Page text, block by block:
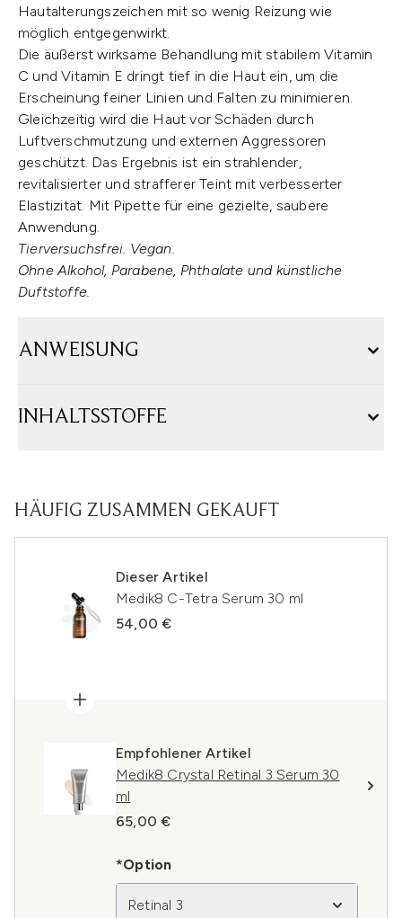
Hautalterungszeichen mit so wenig Reizung wie
möglich entgegenwirkt.
Die äußerst wirksame Behandlung mit stabilem Vitamin
C und Vitamin E dringt tief in die Haut ein, um die
Erscheinung feiner Linien und Falten zu minimieren.
Gleichzeitig wird die Haut vor Schäden durch
Luftverschmutzung und externen Aggressoren
geschützt. Das Ergebnis ist ein strahlender,
revitalisierter und strafferer Teint mit verbesserter
Elastizität. Mit Pipette für eine gezielte, saubere
Anwendung.
Tierversuchsfrei. Vegan.
Ohne Alkohol, Parabene, Phthalate und künstliche
Duftstoffe.
ANWEISUNG
INHALTSSTOFFE
HÄUFIG ZUSAMMEN GEKAUFT
Dieser Artikel
Medik8 C-Tetra Serum 30 ml
54,00 €
Empfohlener Artikel
Medik8 Crystal Retinal 3 Serum 30
ml
65,00 €
*Option
Retinal 3